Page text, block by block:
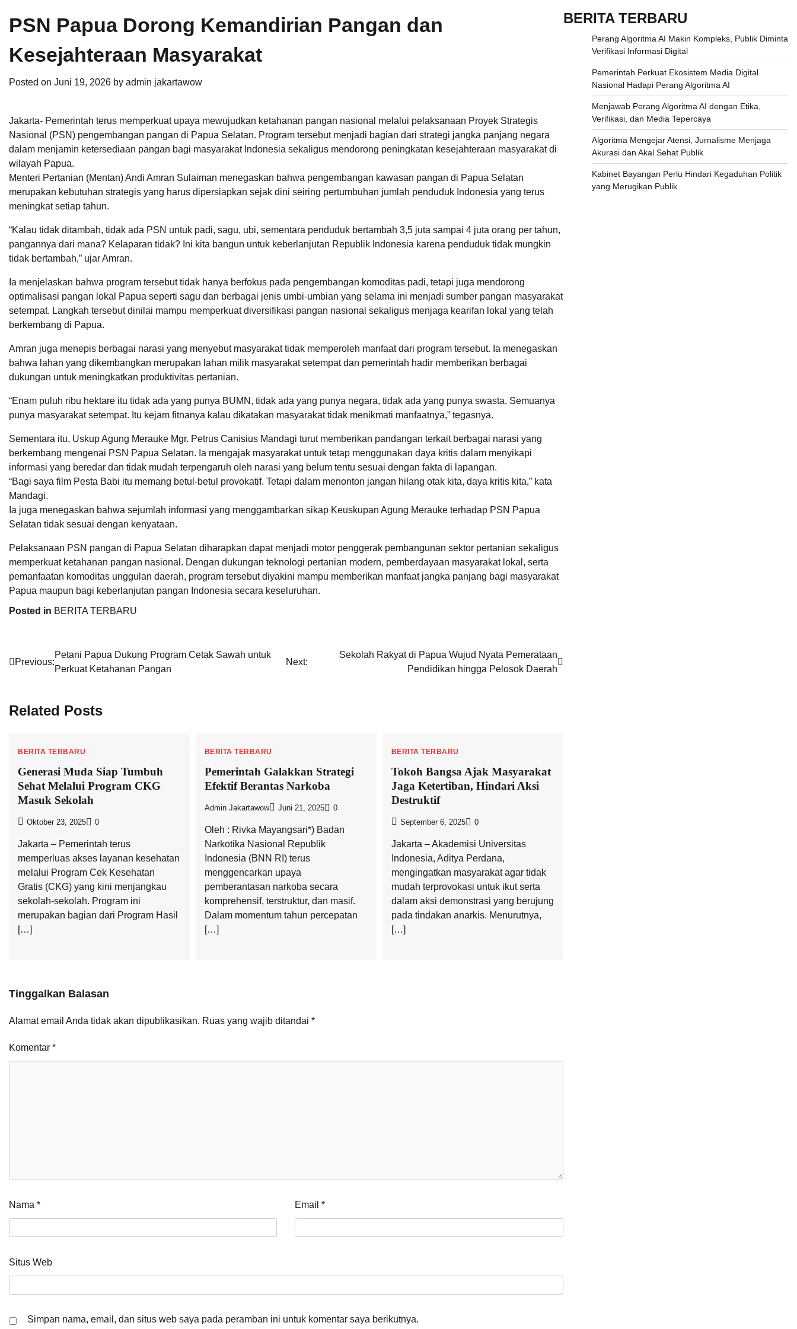
PSN Papua Dorong Kemandirian Pangan dan
Kesejahteraan Masyarakat
Posted on Juni 19, 2026 by admin jakartawow
Jakarta- Pemerintah terus memperkuat upaya mewujudkan ketahanan pangan nasional melalui pelaksanaan Proyek Strategis
Nasional (PSN) pengembangan pangan di Papua Selatan. Program tersebut menjadi bagian dari strategi jangka panjang negara
dalam menjamin ketersediaan pangan bagi masyarakat Indonesia sekaligus mendorong peningkatan kesejahteraan masyarakat di
wilayah Papua.
Menteri Pertanian (Mentan) Andi Amran Sulaiman menegaskan bahwa pengembangan kawasan pangan di Papua Selatan
merupakan kebutuhan strategis yang harus dipersiapkan sejak dini seiring pertumbuhan jumlah penduduk Indonesia yang terus
meningkat setiap tahun.
“Kalau tidak ditambah, tidak ada PSN untuk padi, sagu, ubi, sementara penduduk bertambah 3,5 juta sampai 4 juta orang per tahun,
pangannya dari mana? Kelaparan tidak? Ini kita bangun untuk keberlanjutan Republik Indonesia karena penduduk tidak mungkin
tidak bertambah,” ujar Amran.
Ia menjelaskan bahwa program tersebut tidak hanya berfokus pada pengembangan komoditas padi, tetapi juga mendorong
optimalisasi pangan lokal Papua seperti sagu dan berbagai jenis umbi-umbian yang selama ini menjadi sumber pangan masyarakat
setempat. Langkah tersebut dinilai mampu memperkuat diversifikasi pangan nasional sekaligus menjaga kearifan lokal yang telah
berkembang di Papua.
Amran juga menepis berbagai narasi yang menyebut masyarakat tidak memperoleh manfaat dari program tersebut. Ia menegaskan
bahwa lahan yang dikembangkan merupakan lahan milik masyarakat setempat dan pemerintah hadir memberikan berbagai
dukungan untuk meningkatkan produktivitas pertanian.
“Enam puluh ribu hektare itu tidak ada yang punya BUMN, tidak ada yang punya negara, tidak ada yang punya swasta. Semuanya
punya masyarakat setempat. Itu kejam fitnanya kalau dikatakan masyarakat tidak menikmati manfaatnya,” tegasnya.
Sementara itu, Uskup Agung Merauke Mgr. Petrus Canisius Mandagi turut memberikan pandangan terkait berbagai narasi yang
berkembang mengenai PSN Papua Selatan. Ia mengajak masyarakat untuk tetap menggunakan daya kritis dalam menyikapi
informasi yang beredar dan tidak mudah terpengaruh oleh narasi yang belum tentu sesuai dengan fakta di lapangan.
“Bagi saya film Pesta Babi itu memang betul-betul provokatif. Tetapi dalam menonton jangan hilang otak kita, daya kritis kita,” kata
Mandagi.
Ia juga menegaskan bahwa sejumlah informasi yang menggambarkan sikap Keuskupan Agung Merauke terhadap PSN Papua
Selatan tidak sesuai dengan kenyataan.
Pelaksanaan PSN pangan di Papua Selatan diharapkan dapat menjadi motor penggerak pembangunan sektor pertanian sekaligus
memperkuat ketahanan pangan nasional. Dengan dukungan teknologi pertanian modern, pemberdayaan masyarakat lokal, serta
pemanfaatan komoditas unggulan daerah, program tersebut diyakini mampu memberikan manfaat jangka panjang bagi masyarakat
Papua maupun bagi keberlanjutan pangan Indonesia secara keseluruhan.
Posted in BERITA TERBARU
Navigasi
Previous:
Petani Papua Dukung Program Cetak Sawah untuk
Perkuat Ketahanan Pangan
Next:
Sekolah Rakyat di Papua Wujud Nyata Pemerataan
Pendidikan hingga Pelosok Daerah
Related Posts
BERITA TERBARU
Generasi Muda Siap Tumbuh
Sehat Melalui Program CKG
Masuk Sekolah
Oktober 23, 2025 0
Jakarta – Pemerintah terus
memperluas akses layanan kesehatan
melalui Program Cek Kesehatan
Gratis (CKG) yang kini menjangkau
sekolah-sekolah. Program ini
merupakan bagian dari Program Hasil
[…]
BERITA TERBARU
Pemerintah Galakkan Strategi
Efektif Berantas Narkoba
Admin Jakartawow Juni 21, 2025 0
Oleh : Rivka Mayangsari*) Badan
Narkotika Nasional Republik
Indonesia (BNN RI) terus
menggencarkan upaya
pemberantasan narkoba secara
komprehensif, terstruktur, dan masif.
Dalam momentum tahun percepatan
[…]
BERITA TERBARU
Tokoh Bangsa Ajak Masyarakat
Jaga Ketertiban, Hindari Aksi
Destruktif
September 6, 2025 0
Jakarta – Akademisi Universitas
Indonesia, Aditya Perdana,
mengingatkan masyarakat agar tidak
mudah terprovokasi untuk ikut serta
dalam aksi demonstrasi yang berujung
pada tindakan anarkis. Menurutnya,
[…]
Tinggalkan Balasan
Alamat email Anda tidak akan dipublikasikan. Ruas yang wajib ditandai *
Komentar *
Nama * Email*
Situs Web
Simpan nama, email, dan situs web saya pada peramban ini untuk komentar saya berikutnya.
BERITA TERBARU
Perang Algoritma AI Makin Kompleks, Publik Diminta
Verifikasi Informasi Digital
Pemerintah Perkuat Ekosistem Media Digital
Nasional Hadapi Perang Algoritma AI
Menjawab Perang Algoritma AI dengan Etika,
Verifikasi, dan Media Tepercaya
Algoritma Mengejar Atensi, Jurnalisme Menjaga
Akurasi dan Akal Sehat Publik
Kabinet Bayangan Perlu Hindari Kegaduhan Politik
yang Merugikan Publik